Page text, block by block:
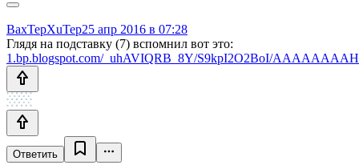
BaxTepXuTep25 апр 2016 в 07:28
Глядя на подставку (7) вспомнил вот это:
1.bp.blogspot.com/_uhAVIQRB_8Y/S9kpI2O2BoI/
Ответить